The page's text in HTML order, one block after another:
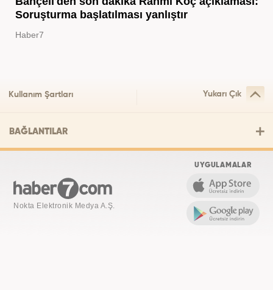
Soruşturma başlatılması yanlıştır
Haber7
Kullanım Şartları Yukarı Çık
BAĞLANTILAR
Nokta Elektronik Medya A.Ş.
UYGULAMALAR